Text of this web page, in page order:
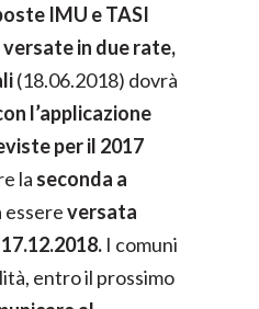
IMU e TASI
in due rate,
(18.06.2018) dovrà
l’applicazione
per il 2017
la seconda a
essereversata
I comuni
entro il prossimo